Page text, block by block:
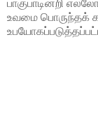
பாகுபாடின்றி
உவமை பொருந்தக்